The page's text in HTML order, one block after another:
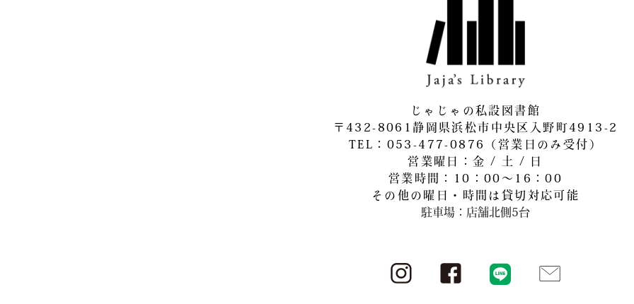
じゃじゃの私設図書館
〒432-8061静岡県浜松市中央区入野町4913-2
​TEL：053-477-0876（営業日のみ受付）
営業曜日：金 / 土 / 日
営業時間：10：00～16：00
その他の曜日・時間は貸切対応可能
駐車場：店舗北側5台